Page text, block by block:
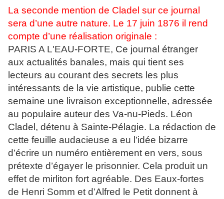
La seconde mention de Cladel sur ce journal
sera d’une autre nature. Le 17 juin 1876 il rend
compte d’une réalisation originale :
PARIS A L'EAU-FORTE, Ce journal étranger
aux actualités banales, mais qui tient ses
lecteurs au courant des secrets les plus
intéressants de la vie artistique, publie cette
semaine une livraison exceptionnelle, adressée
au populaire auteur des Va-nu-Pieds. Léon
Cladel, détenu à Sainte-Pélagie. La rédaction de
cette feuille audacieuse a eu l’idée bizarre
d’écrire un numéro entièrement en vers, sous
prétexte d’égayer le prisonnier. Cela produit un
effet de mirliton fort agréable. Des Eaux-fortes
de Henri Somm et d’Alfred le Petit donnent à